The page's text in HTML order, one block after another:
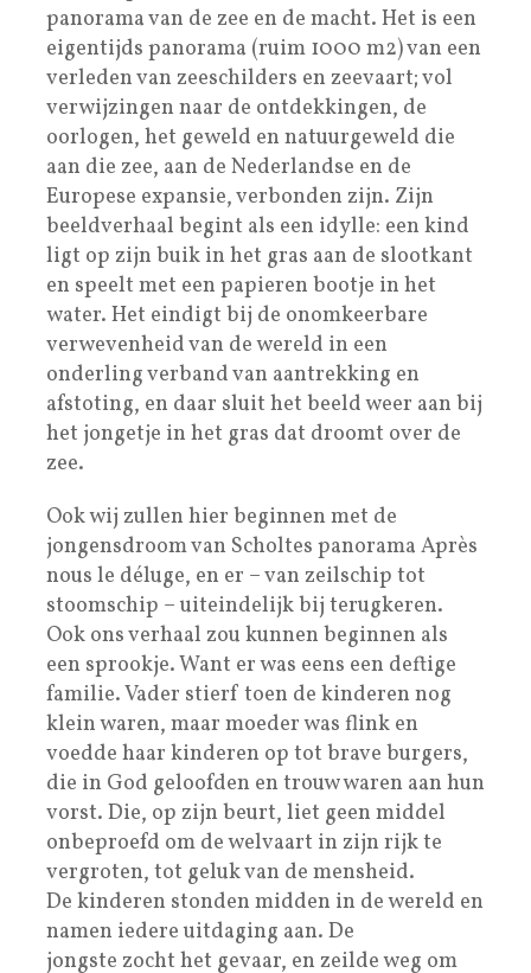
panorama van de zee en de macht. Het is een
eigentijds panorama (ruim 1000 m2) van een
verleden van zeeschilders en zeevaart; vol
verwijzingen naar de ontdekkingen, de
oorlogen, het geweld en natuurgeweld die
aan die zee, aan de Nederlandse en de
Europese expansie, verbonden zijn. Zijn
beeldverhaal begint als een idylle: een kind
ligt op zijn buik in het gras aan de slootkant
en speelt met een papieren bootje in het
water. Het eindigt bij de onomkeerbare
verwevenheid van de wereld in een
onderling verband van aantrekking en
afstoting, en daar sluit het beeld weer aan bij
het jongetje in het gras dat droomt over de
zee.
Ook wij zullen hier beginnen met de
jongensdroom van Scholtes panorama Après
nous le déluge, en er – van zeilschip tot
stoomschip – uiteindelijk bij terugkeren.
Ook ons verhaal zou kunnen beginnen als
een sprookje. Want er was eens een deftige
familie. Vader stierf toen de kinderen nog
klein waren, maar moeder was flink en
voedde haar kinderen op tot brave burgers,
die in God geloofden en trouw waren aan hun
vorst. Die, op zijn beurt, liet geen middel
onbeproefd om de welvaart in zijn rijk te
vergroten, tot geluk van de mensheid.
De kinderen stonden midden in de wereld en
namen iedere uitdaging aan. De
jongste zocht het gevaar, en zeilde weg om